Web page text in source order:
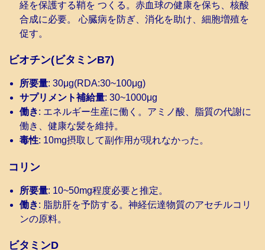
経を保護する鞘を つくる。赤血球の健康を保ち、核酸
合成に必要。 心臓病を防ぎ、消化を助け、細胞増殖を
促す。
ビオチン(ビタミンB7)
所要量: 30μg(RDA:30~100μg)
サプリメント補給量: 30~1000μg
働き: エネルギー生産に働く。アミノ酸、脂質の代謝に
働き、健康な髪を維持。
毒性: 10mg摂取して副作用が現れなかった。
コリン
所要量: 10~50mg程度必要と推定。
働き: 脂肪肝を予防する。神経伝達物質のアセチルコリ
ンの原料。
ビタミンD